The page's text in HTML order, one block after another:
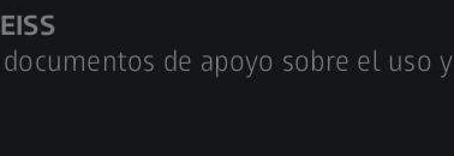
de apoyo sobre el uso y